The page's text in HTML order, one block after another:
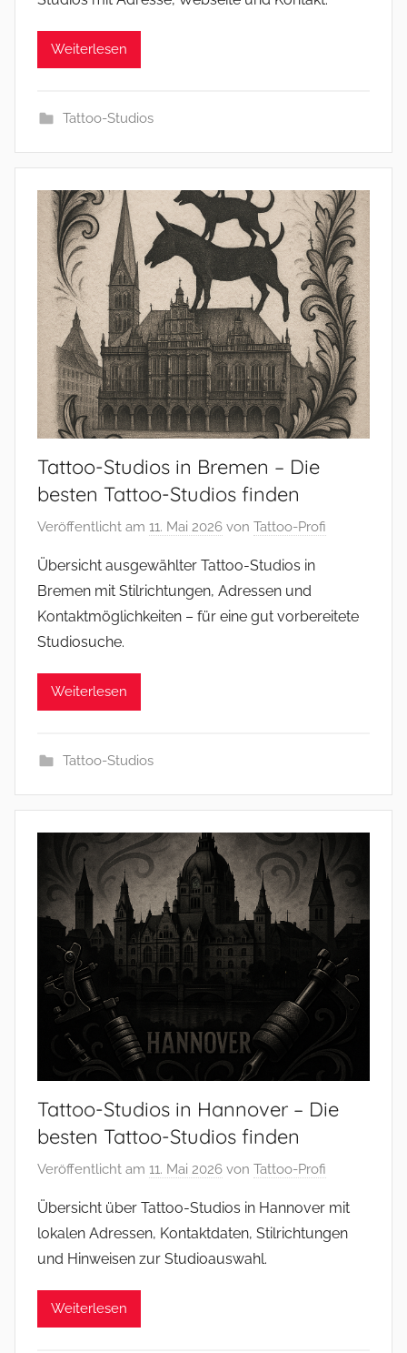
Weiterlesen
Tattoo-Studios
Tattoo-Studios in Bremen – Die
besten Tattoo-Studios finden
Veröffentlicht am 11. Mai 2026 von Tattoo-Profi
Übersicht ausgewählter Tattoo-Studios in
Bremen mit Stilrichtungen, Adressen und
Kontaktmöglichkeiten – für eine gut vorbereitete
Studiosuche.
Weiterlesen
Tattoo-Studios
Tattoo-Studios in Hannover – Die
besten Tattoo-Studios finden
Veröffentlicht am 11. Mai 2026 von Tattoo-Profi
Übersicht über Tattoo-Studios in Hannover mit
lokalen Adressen, Kontaktdaten, Stilrichtungen
und Hinweisen zur Studioauswahl.
Weiterlesen